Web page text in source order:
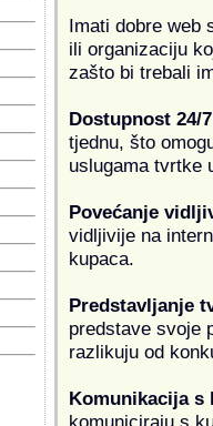
Imati dobre web
ili organizaciju
zašto bi trebali
Dostupnost 24/7
tjednu, što
uslugama tvrtke
Povećanje
vidljivije na
kupaca.
Predstavljanje
predstave svoje
razlikuju od
Komunikacija s
komuniciraju s